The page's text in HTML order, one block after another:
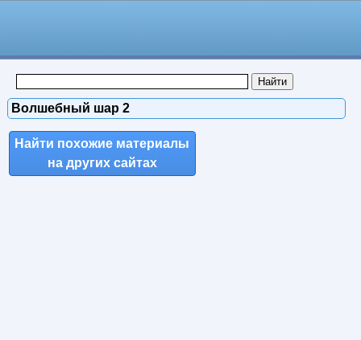
Волшебный шар 2
Найти похожие материалы
на других сайтах